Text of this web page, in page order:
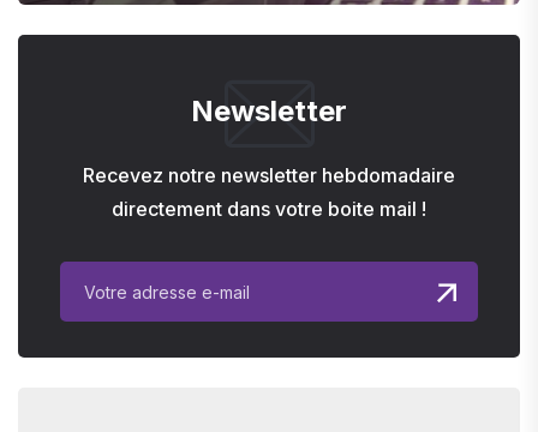
Newsletter
Recevez notre newsletter hebdomadaire
directement dans votre boite mail !